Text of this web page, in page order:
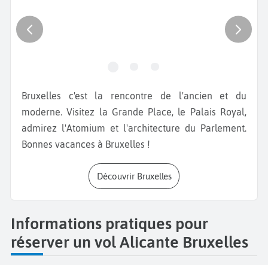
Bruxelles c'est la rencontre de l'ancien et du
moderne. Visitez la Grande Place, le Palais Royal,
admirez l'Atomium et l'architecture du Parlement.
Bonnes vacances à Bruxelles !
Découvrir Bruxelles
Informations pratiques pour
réserver un vol Alicante Bruxelles